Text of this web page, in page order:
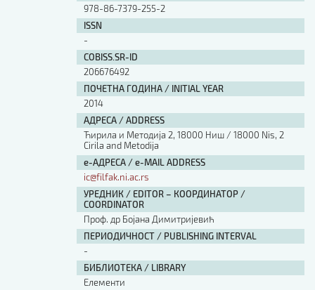
978-86-7379-255-2
ISSN
-
COBISS.SR-ID
206676492
ПОЧЕТНА ГОДИНА / INITIAL YEAR
2014
АДРЕСА / ADDRESS
Ћирила и Методија 2, 18000 Ниш / 18000 Nis, 2
Cirila and Metodija
е-АДРЕСА / e-MAIL ADDRESS
ic@filfak.ni.ac.rs
УРЕДНИК / EDITOR – КООРДИНАТОР /
COORDINATOR
Проф. др Бојана Димитријевић
ПЕРИОДИЧНОСТ / PUBLISHING INTERVAL
-
БИБЛИОТЕКА / LIBRARY
Елементи